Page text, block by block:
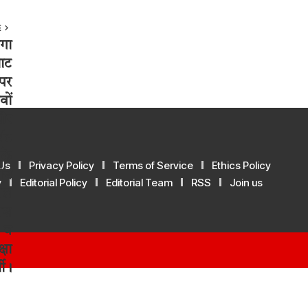
Privacy Policy Terms of Service
Ethics Policy
Editorial Policy Editorial Team RSS Join us